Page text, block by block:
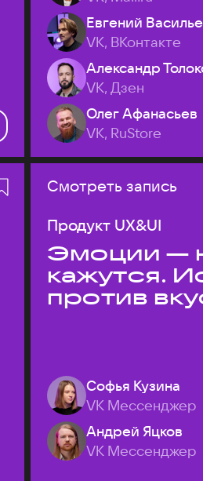
Евгений
VK, ВКонтакте
Александр
VK, Дзен
Олег Афанасьев
VK, RuStore
Смотреть запись
Продукт UX&UI
Эмоции —
кажутся.
против
Софья Кузина
VK Мессенджер
Андрей Яцков
VK Мессенджер